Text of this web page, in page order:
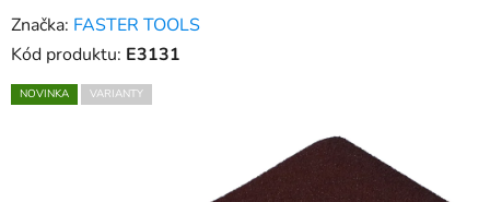
hodnotenie
produktu
0,0
Značka: FASTER TOOLS
Kód produktu: E3131
NOVINKA VARIANTY